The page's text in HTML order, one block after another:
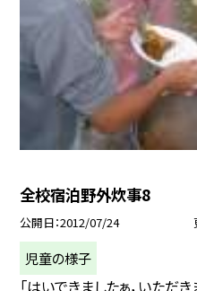
全校宿泊野外炊事8
公開日 2012/07/24
児童の様子
「はいできましたぁ，いただき